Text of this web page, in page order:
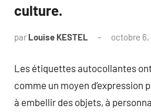
culture.
par Louise KESTEL octobre 6,
Les étiquettes autocollantes
comme un moyen d’expression
à embellir des objets, à